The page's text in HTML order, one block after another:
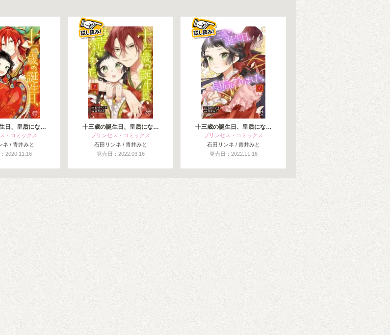
日、皇后にな…
・コミックス
ネ / 青井みと
2020.11.16
十三歳の誕生日、皇后にな…
プリンセス・コミックス
石田リンネ / 青井みと
発売日：2022.03.16
十三歳の誕生日、皇后にな…
プリンセス・コミックス
石田リンネ / 青井みと
発売日：2022.11.16